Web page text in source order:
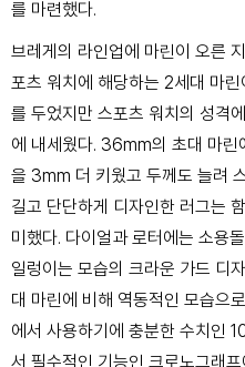
를 마련했다.
브레게의 라인업에 마린이 오른
포츠 워치에 해당하는 2세대 마
를 두었지만 스포츠 워치의 성격
에 내세웠다. 36mm의 초대 마린
을 3mm 더 키웠고 두께도 늘려
길고 단단하게 디자인한 러그는
미했다. 다이얼과 로터에는 소용
일렁이는 모습의 크라운 가드 디
대 마린에 비해 역동적인 모습으
에서 사용하기에 충분한 수치인
서 필수적인 기능인 크로노그래